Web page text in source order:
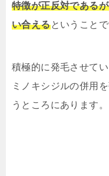
特徴が正反対である
い合えるということで
積極的に発毛させて
ミノキシジルの併用
うところにあります。